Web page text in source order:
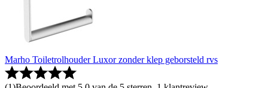
Marho Toiletrolhouder Luxor zonder klep geborsteld rvs